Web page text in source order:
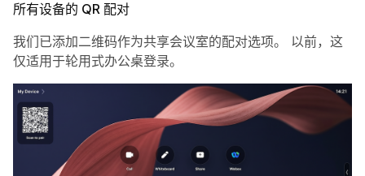
所有设备的 QR 配对
我们已添加二维码作为共享会议室的配对选项。 以前，这
仅适用于轮用式办公桌登录。